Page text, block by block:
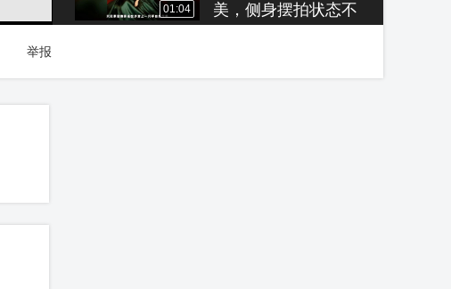
01:04
美，侧身摆拍状态不
《超能敢死队》首支
举报